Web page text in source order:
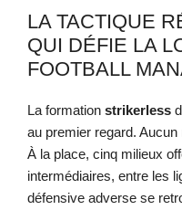
LA TACTIQUE
QUI DÉFIE LA
FOOTBALL
La formation strikerless
au premier regard.
À la place, cinq milieux
intermédiaires, entre les
défensive adverse se